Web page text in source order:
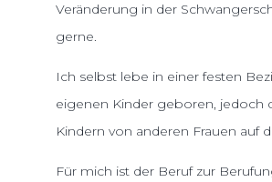
Veränderung in der
gerne.
Ich selbst lebe in einer festen
eigenen Kinder geboren, jedoch
Kindern von anderen Frauen auf
Für mich ist der Beruf zur